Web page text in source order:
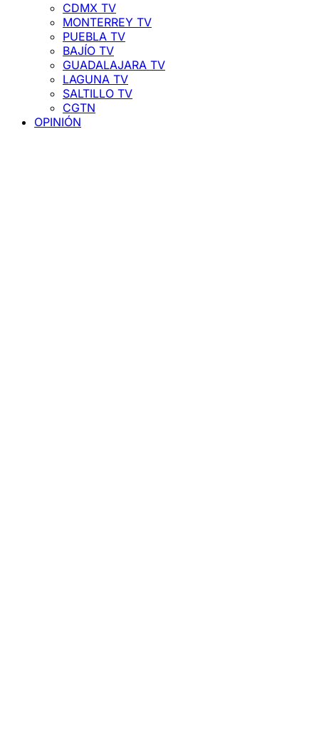
CDMX TV
MONTERREY TV
PUEBLA TV
BAJÍO TV
GUADALAJARA TV
LAGUNA TV
SALTILLO TV
CGTN
OPINIÓN